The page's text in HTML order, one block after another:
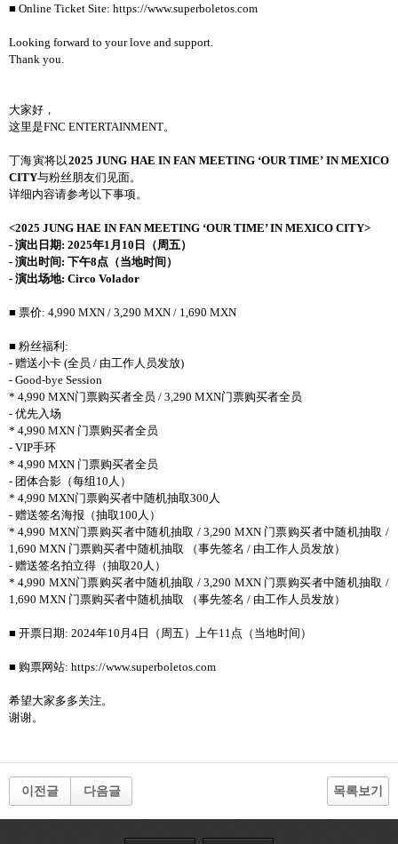
■ Online Ticket Site: https://www.superboletos.com
Looking forward to your love and support.
Thank you.
大家好，
这里是FNC ENTERTAINMENT。
丁海寅将以 2025 JUNG HAE IN FAN MEETING ‘OUR TIME’ IN MEXICO
CITY与粉丝朋友们见面。
详细内容请参考以下事项。
<2025 JUNG HAE IN FAN MEETING ‘OUR TIME’ IN MEXICO CITY>
- 演出日期: 2025年1月10日（周五）
- 演出时间: 下午8点（当地时间）
- 演出场地: Circo Volador
■ 票价: 4,990 MXN / 3,290 MXN / 1,690 MXN
■ 粉丝福利:
- 赠送小卡 (全员 / 由工作人员发放)
- Good-bye Session
* 4,990 MXN门票购买者全员 / 3,290 MXN门票购买者全员
- 优先入场
* 4,990 MXN 门票购买者全员
- VIP手环
* 4,990 MXN 门票购买者全员
- 团体合影（每组10人）
* 4,990 MXN门票购买者中随机抽取300人
- 赠送签名海报（抽取100人）
* 4,990 MXN门票购买者中随机抽取 / 3,290 MXN 门票购买者中随机抽取 /
1,690 MXN 门票购买者中随机抽取 （事先签名 / 由工作人员发放）
- 赠送签名拍立得（抽取20人）
* 4,990 MXN门票购买者中随机抽取 / 3,290 MXN 门票购买者中随机抽取 /
1,690 MXN 门票购买者中随机抽取 （事先签名 / 由工作人员发放）
■ 开票日期: 2024年10月4日（周五）上午11点（当地时间）
■ 购票网站: https://www.superboletos.com
希望大家多多关注。
谢谢。
이전글 다음글 목록보기